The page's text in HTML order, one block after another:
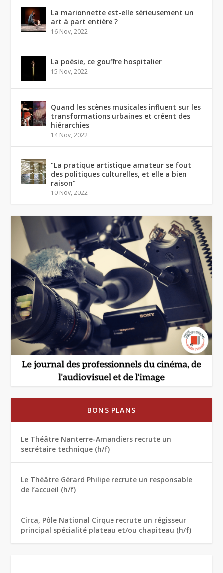
La marionnette est-elle sérieusement un
art à part entière ?
16 Nov, 2022
La poésie, ce gouffre hospitalier
15 Nov, 2022
Quand les scènes musicales influent sur les
transformations urbaines et créent des
hiérarchies
14 Nov, 2022
“La pratique artistique amateur se fout
des politiques culturelles, et elle a bien
raison”
10 Nov, 2022
BONS PLANS
Le Théâtre Nanterre-Amandiers recrute un
secrétaire technique (h/f)
Le Théâtre Gérard Philipe recrute un responsable
de l’accueil (h/f)
Circa, Pôle National Cirque recrute un régisseur
principal spécialité plateau et/ou chapiteau (h/f)